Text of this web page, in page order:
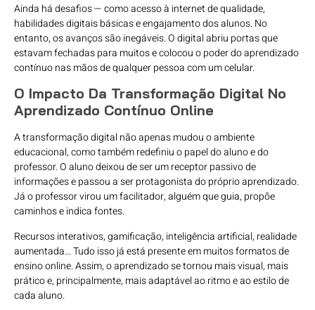
Ainda há desafios — como acesso à internet de qualidade,
habilidades digitais básicas e engajamento dos alunos. No
entanto, os avanços são inegáveis. O digital abriu portas que
estavam fechadas para muitos e colocou o poder do aprendizado
contínuo nas mãos de qualquer pessoa com um celular.
O Impacto Da Transformação Digital No
Aprendizado Contínuo Online
A transformação digital não apenas mudou o ambiente
educacional, como também redefiniu o papel do aluno e do
professor. O aluno deixou de ser um receptor passivo de
informações e passou a ser protagonista do próprio aprendizado.
Já o professor virou um facilitador, alguém que guia, propõe
caminhos e indica fontes.
Recursos interativos, gamificação, inteligência artificial, realidade
aumentada… Tudo isso já está presente em muitos formatos de
ensino online. Assim, o aprendizado se tornou mais visual, mais
prático e, principalmente, mais adaptável ao ritmo e ao estilo de
cada aluno.